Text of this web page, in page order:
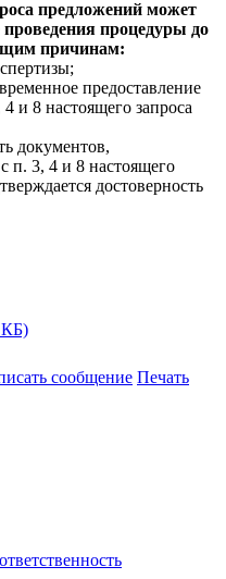
предложений может
процедуры до
причинам:
предоставление
и 8 настоящего запроса
документов,
п. 3, 4 и 8 настоящего
достоверность
КБ)
сообщение Печать